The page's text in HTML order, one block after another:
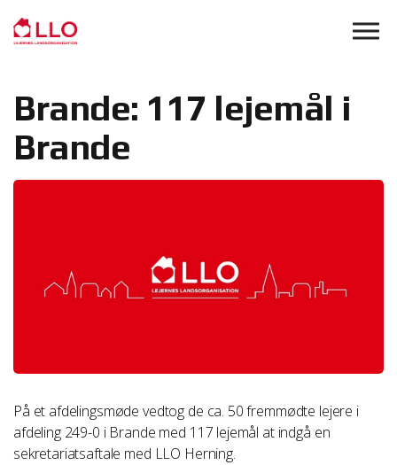
Brande: 117 lejemål i
Brande
På et afdelingsmøde vedtog de ca. 50 fremmødte lejere i
afdeling 249-0 i Brande med 117 lejemål at indgå en
sekretariatsaftale med LLO Herning.